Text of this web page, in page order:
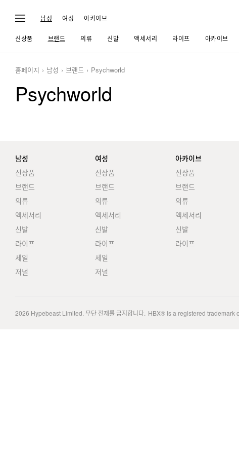
남성 여성 아카이브
신상품 브랜드 의류 신발 액세서리 라이프 아카이브
홈페이지 남성 브랜드 Psychworld
Psychworld
남성
신상품
브랜드
의류
액세서리
신발
라이프
세일
저널
여성
신상품
브랜드
의류
액세서리
신발
라이프
세일
저널
아카이브
신상품
브랜드
의류
액세서리
신발
라이프
2026 Hypebeast Limited. 무단 전재를 금지합니다. HBX® is a registered trademark